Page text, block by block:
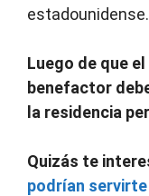
estadounidense.
Luego de que
benefactor
la residencia
Quizás te
podrían